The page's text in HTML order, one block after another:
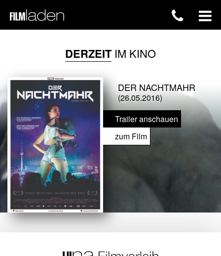
DERZEITIM KINO
DER NACHTMAHR
(26.05.2016)
Trailer anschauen
zum Film